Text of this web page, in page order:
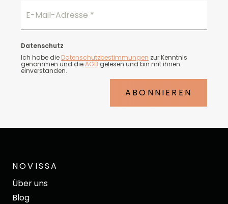
E-Mail-Adresse *
Datenschutz
Ich habe die Datenschutzbestimmungen zur Kenntnis
genommen und dieAGB gelesen und bin mit ihnen
einverstanden.
ABONNIEREN
NOVISSA
Über uns
Blog